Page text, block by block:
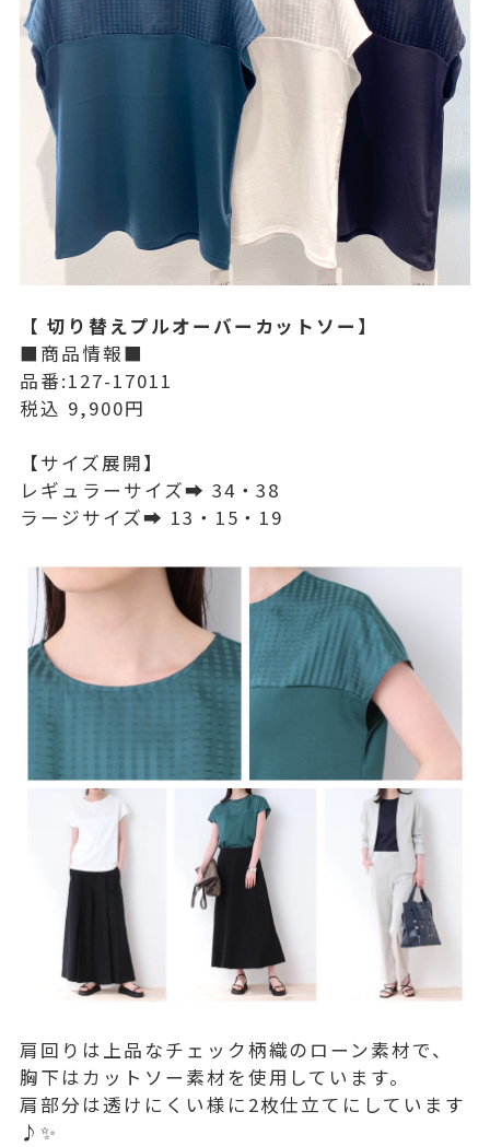
【 切り替えプルオーバーカットソー】
■商品情報■
品番:127-17011
税込 9,900円
【サイズ展開】
レギュラーサイズ➡︎ 34・38
ラージサイズ➡︎ 13・15・19
肩回りは上品なチェック柄織のローン素材で、
胸下はカットソー素材を使用しています。
肩部分は透けにくい様に2枚仕立てにしています
♪✨